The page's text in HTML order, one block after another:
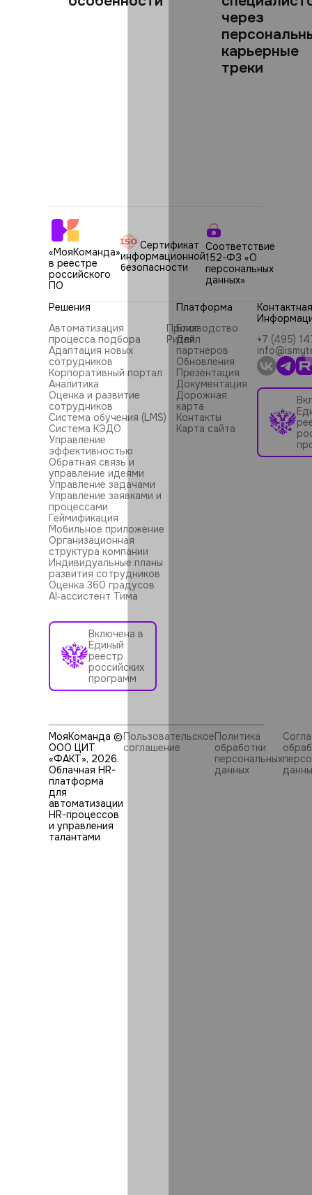
через
карьерные
треки
«МояКоманда»
в реестре
российского
ПО
Сертификат
информационной
безопасности
Соответствие
152-ФЗ «О
персональных
данных»
Решения
Автоматизация
процесса подбора
Адаптация новых
сотрудников
Корпоративный портал
Аналитика
Оценка и развитие
сотрудников
Система обучения (LMS)
Система КЭДО
Управление
эффективностью
Обратная связь и
управление идеями
Управление задачами
Управление заявками и
процессами
Геймификация
Мобильное приложение
Организационная
структура компании
Индивидуальные планы
развития сотрудников
Оценка 360 градусов
AI‑ассистент Тима
Производство
Ритейл
Платформа
Блог
Для
партнеров
Обновления
Презентация
Документация
Дорожная
карта
Контакты
Карта сайта
Контактная
+7 (495)
Включена в
Единый
реестр
российских
программ
МояКоманда ©
ООО ЦИТ
«ФАКТ», 2026.
Облачная HR-
платформа
для
автоматизации
HR⁠-⁠процессов
и управления
талантами
Пользовательское
соглашение
Политика
обработки
персональных
данных